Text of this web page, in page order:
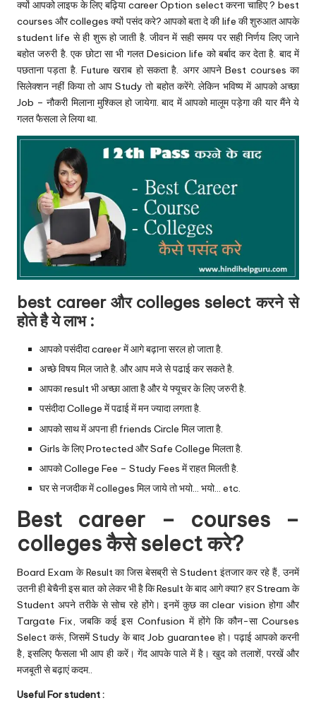
क्यों आपको लाइफ के लिए बढ़िया career Option select करना चाहिए ? best
courses और colleges क्यों पसंद करे? आपको बता दे की life की शुरुआत आपके
student life से ही शुरू हो जाती है. जीवन में सही समय पर सही निर्णय लिए जाने
बहोत जरुरी है. एक छोटा सा भी गलत Desicion life को बर्बाद कर देता है. बाद में
पछताना पड़ता है. Future खराब हो सकता है. अगर आपने Best courses का
सिलेक्शन नहीं किया तो आप Study तो बहोत करेंगे. लेकिन भविष्य में आपको अच्छा
Job – नौकरी मिलाना मुश्किल हो जायेगा. बाद में आपको मालूम पड़ेगा की यार मैंने ये
गलत फैसला ले लिया था.
best career और colleges select करने से
होते है ये लाभ :
आपको पसंदीदा career में आगे बढ़ाना सरल हो जाता है.
अच्छे विषय मिल जाते है. और आप मजे से पढाई कर सकते है.
आपका result भी अच्छा आता है और ये फ्यूचर के लिए जरुरी है.
पसंदीदा College में पढाई में मन ज्यादा लगता है.
आपको साथ में अपना ही friends Circle मिल जाता है.
Girls के लिए Protected और Safe College मिलता है.
आपको College Fee – Study Fees में राहत मिलती है.
घर से नजदीक में colleges मिल जाये तो भयो… भयो… etc.
Best career – courses –
colleges कैसे select करे?
Board Exam के Result का जिस बेसब्री से Student इंतजार कर रहे हैं, उनमें
उतनी ही बेचैनी इस बात को लेकर भी है कि Result के बाद आगे क्या? हर Stream के
Student अपने तरीके से सोच रहे होंगे। इनमें कुछ का clear vision होगा और
Targate Fix, जबकि कई इस Confusion में होंगे कि कौन-सा Courses
Select करूं, जिसमें Study के बाद Job guarantee हो। पढ़ाई आपको करनी
है, इसलिए फैसला भी आप ही करें। गेंद आपके पाले में है। खुद को तलाशें, परखें और
मजबूती से बढ़ाएं कदम..
Useful For student :